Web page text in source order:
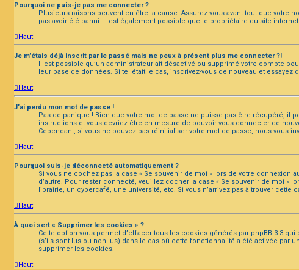
Pourquoi ne puis-je pas me connecter ?
Plusieurs raisons peuvent en être la cause. Assurez-vous avant tout que votre
pas avoir été banni. Il est également possible que le propriétaire du site
Haut
Je m’étais déjà inscrit par le passé mais ne peux à présent plus me connecter ?!
Il est possible qu’un administrateur ait désactivé ou supprimé votre compte
leur base de données. Si tel était le cas, inscrivez-vous de nouveau et
Haut
J’ai perdu mon mot de passe !
Pas de panique ! Bien que votre mot de passe ne puisse pas être récupéré, il
instructions et vous devriez être en mesure de pouvoir vous connecter de
Cependant, si vous ne pouvez pas réinitialiser votre mot de passe, nous vous
Haut
Pourquoi suis-je déconnecté automatiquement ?
Si vous ne cochez pas la case « Se souvenir de moi » lors de votre
d’autre. Pour rester connecté, veuillez cocher la case « Se souvenir de moi
librairie, un cybercafé, une université, etc. Si vous n’arrivez pas à trouver
Haut
À quoi sert « Supprimer les cookies » ?
Cette option vous permet d’effacer tous les cookies générés par phpBB 3.3
(s’ils sont lus ou non lus) dans le cas où cette fonctionnalité a été activée
supprimer les cookies.
Haut